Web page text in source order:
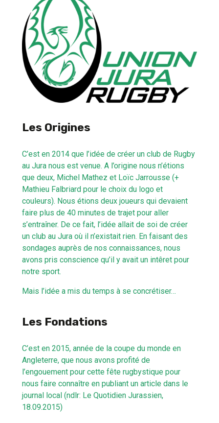
Les Origines
C’est en 2014 que l’idée de créer un club de Rugby
au Jura nous est venue. A l’origine nous n’étions
que deux, Michel Mathez et Loïc Jarrousse (+
Mathieu Falbriard pour le choix du logo et
couleurs). Nous étions deux joueurs qui devaient
faire plus de 40 minutes de trajet pour aller
s’entraîner. De ce fait, l’idée allait de soi de créer
un club au Jura où il n’existait rien. En faisant des
sondages auprès de nos connaissances, nous
avons pris conscience qu’il y avait un intêret pour
notre sport.
Mais l’idée a mis du temps à se concrétiser…
Les Fondations
C’est en 2015, année de la coupe du monde en
Angleterre, que nous avons profité de
l’engouement pour cette fête rugbystique pour
nous faire connaître en publiant un article dans le
journal local (ndlr: Le Quotidien Jurassien,
18.09.2015)